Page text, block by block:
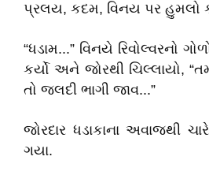
પ્રલય, કદમ, વિનય પર હુમલો
“ધડામ...” વિનયે રિવોલ્વરનો
કર્યો અને જોરથી ચિલ્લાયો,
તો જલદી ભાગી જાવ...”
જોરદાર ધડાકાના અવાજથી
ગયા.